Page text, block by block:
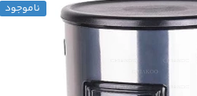
ناموجود